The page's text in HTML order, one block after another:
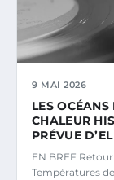
9 MAI 2026
LES
CHALEUR
PRÉVUE
EN BREF
Températures